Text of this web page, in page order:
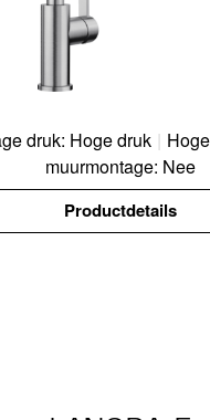
druk: Hoge druk |
muurmontage: Nee
Productdetails